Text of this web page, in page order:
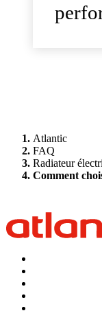
Atlantic
FAQ
Radiateur
Comment